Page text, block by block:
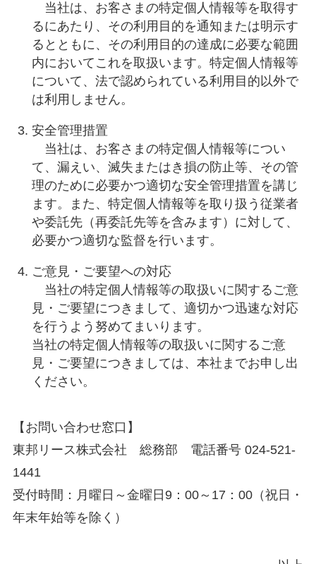
当社は、お客さまの特定個人情報等を取得す
るにあたり、その利用目的を通知または明示す
るとともに、その利用目的の達成に必要な範囲
内においてこれを取扱います。特定個人情報等
について、法で認められている利用目的以外で
は利用しません。
安全管理措置
当社は、お客さまの特定個人情報等につい
て、漏えい、滅失またはき損の防止等、その管
理のために必要かつ適切な安全管理措置を講じ
ます。また、特定個人情報等を取り扱う従業者
や委託先（再委託先等を含みます）に対して、
必要かつ適切な監督を行います。
ご意見・ご要望への対応
当社の特定個人情報等の取扱いに関するご意
見・ご要望につきまして、適切かつ迅速な対応
を行うよう努めてまいります。
当社の特定個人情報等の取扱いに関するご意
見・ご要望につきましては、本社までお申し出
ください。
【お問い合わせ窓口】
東邦リース株式会社 総務部 電話番号 024-521-
1441
受付時間：月曜日～金曜日9：00～17：00（祝日・
年末年始等を除く）